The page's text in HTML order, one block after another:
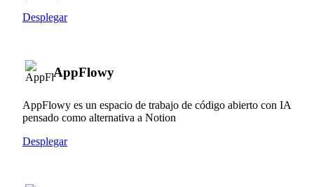
Desplegar
AppFlowy
AppFlowy es un espacio de trabajo de código abierto con IA
pensado como alternativa a Notion
Desplegar